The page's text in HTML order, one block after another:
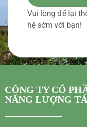
Vui lòng để lại
hệ sớm với bạn!
CÔNG TY CỔ
NĂNG LƯỢNG